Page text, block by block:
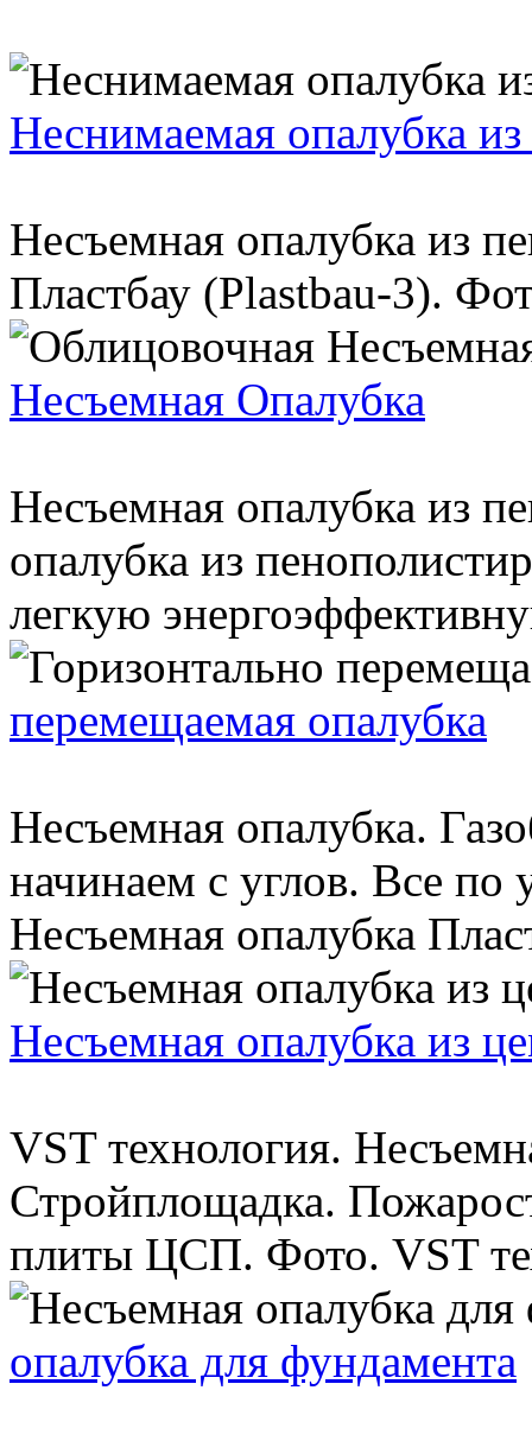
Неснимаемая опалубка
Несъемная опалубка из
Пластбау (Plastbau-3).
Несъемная Опалубка
Несъемная опалубка из
опалубка из
легкую
перемещаемая опалубка
Несъемная опалубка.
начинаем с углов. Все по
Несъемная опалубка
Несъемная опалубка из
VST технология.
Стройплощадка.
плиты ЦСП. Фото. VST
опалубка для фундамента